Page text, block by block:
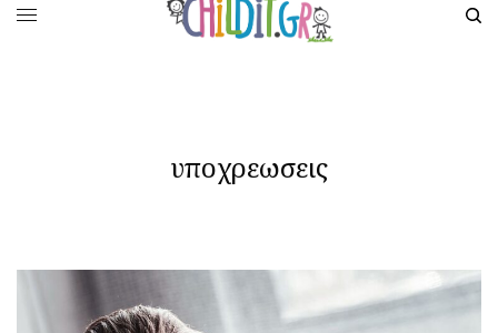
υποχρεωσεις